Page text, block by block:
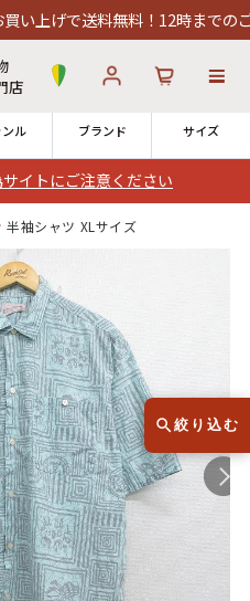
サイトにご注意ください
げで送料無料！12時までのご注文
店
ンル ブランド サイズ
ご注文で当日出荷！
祝、長期休暇、セール
ワード（7/29〜8/4）
3 ミリタリー 4 スターウォーズ
半袖シャツ XLサイズ
絞り込む